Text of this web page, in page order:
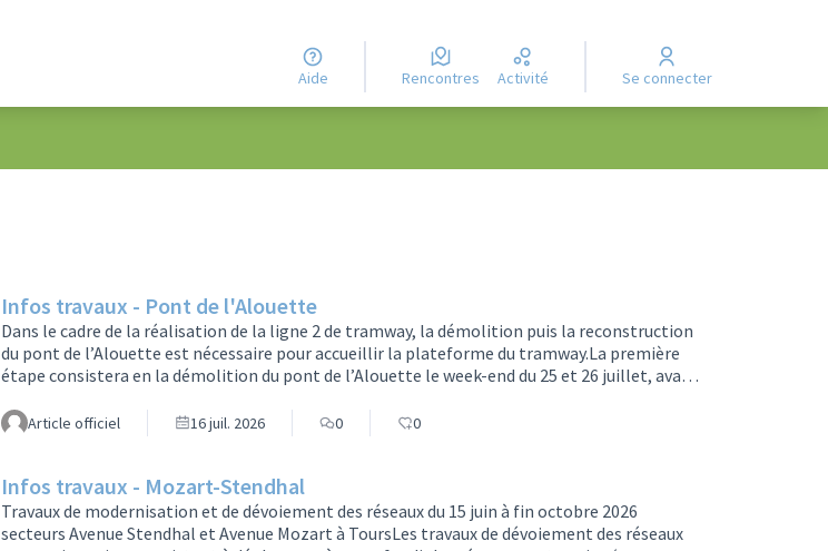
Aide Rencontres Activité Se connecter
Infos travaux - Pont de l'Alouette
Dans le cadre de la réalisation de la ligne 2 de tramway, la démolition puis la reconstruction
du pont de l’Alouette est nécessaire pour accueillir la plateforme du tramway.La première
étape consistera en la démolition du pont de l’Alouette le week-end du 25 et 26 juillet, avant
future ligne 2 de tramway.Cette intervention exceptionnelle nécessitera la fermeture
complète du giratoire de l’Alouette, entraî…
Article officiel 16 juil. 2026 0 0
Infos travaux - Mozart-Stendhal
Travaux de modernisation et de dévoiement des réseaux du 15 juin à fin octobre 2026
secteurs Avenue Stendhal et Avenue Mozart à ToursLes travaux de dévoiement des réseaux